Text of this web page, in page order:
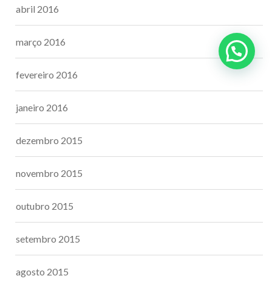
abril 2016
março 2016
fevereiro 2016
janeiro 2016
dezembro 2015
novembro 2015
outubro 2015
setembro 2015
agosto 2015